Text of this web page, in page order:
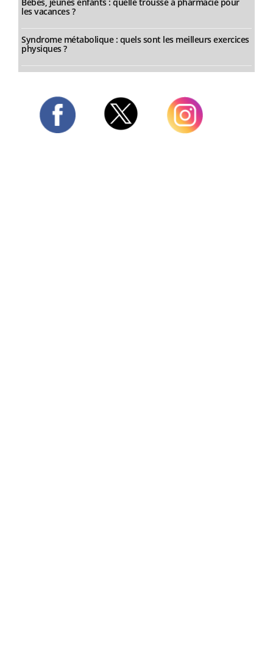
les vacances ?
Syndrome métabolique : quels sont les meilleurs exercices
physiques ?